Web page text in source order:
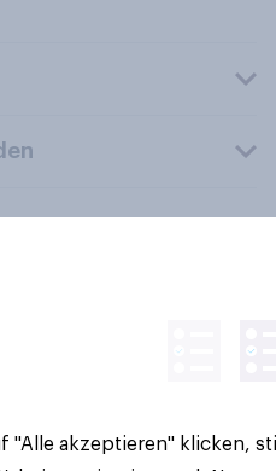
Rechte vorbehalten.
"Alle akzeptieren" klicken,